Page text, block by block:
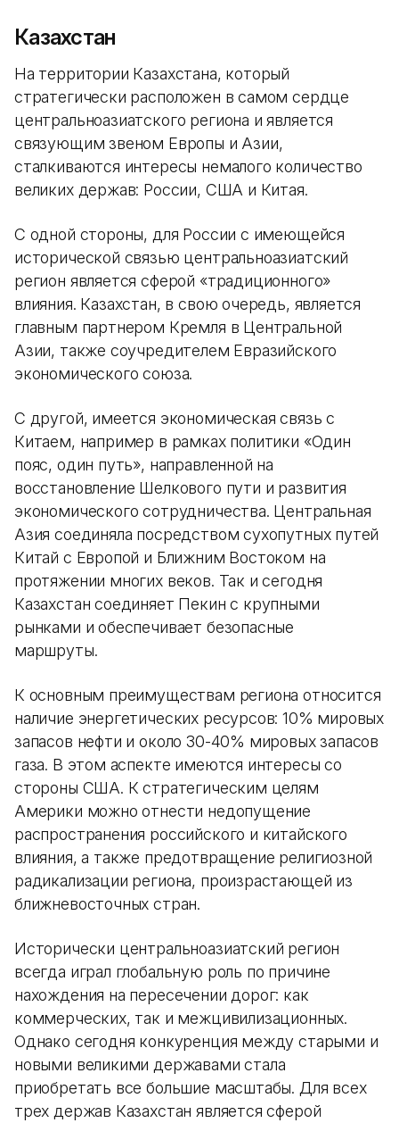
Казахстан
На территории Казахстана, который
стратегически расположен в самом сердце
центральноазиатского региона и является
связующим звеном Европы и Азии,
сталкиваются интересы немалого количество
великих держав: России, США и Китая.
С одной стороны, для России с имеющейся
исторической связью центральноазиатский
регион является сферой «‎традиционного»
влияния. Казахстан, в свою очередь, является
главным партнером Кремля в Центральной
Азии, также соучредителем Евразийского
экономического союза.
C другой, имеется экономическая связь с
Китаем, например в рамках политики «‎Один
пояс, один путь», направленной на
восстановление Шелкового пути и развития
экономического сотрудничества. Центральная
Азия соединяла посредством сухопутных путей
Китай с Европой и Ближним Востоком на
протяжении многих веков. Так и сегодня
Казахстан соединяет Пекин с крупными
рынками и обеспечивает безопасные
маршруты.
К основным преимуществам региона относится
наличие энергетических ресурсов: 10% мировых
запасов нефти и около 30-40% мировых запасов
газа. В этом аспекте имеются интересы со
стороны США. К стратегическим целям
Америки можно отнести недопущение
распространения российского и китайского
влияния, а также предотвращение религиозной
радикализации региона, произрастающей из
ближневосточных стран.
Исторически центральноазиатский регион
всегда играл глобальную роль по причине
нахождения на пересечении дорог: как
коммерческих, так и межцивилизационных.
Однако сегодня конкуренция между старыми и
новыми великими державами стала
приобретать все большие масштабы. Для всех
трех держав Казахстан является сферой